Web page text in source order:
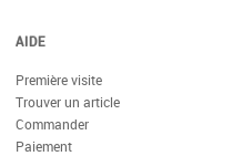
AIDE
Première visite
Trouver un article
Commander
Paiement